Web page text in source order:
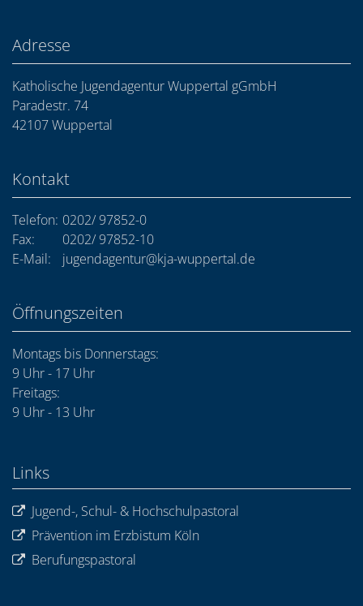
Adresse
Katholische Jugendagentur Wuppertal gGmbH
Paradestr. 74
42107 Wuppertal
Kontakt
Telefon: 0202/ 97852-0
Fax:
0202/ 97852-10
E-Mail:
jugendagentur@kja-wuppertal.de
Öffnungszeiten
Montags bis Donnerstags:
9 Uhr - 17 Uhr
Freitags:
9 Uhr - 13 Uhr
Links
Jugend-, Schul- & Hochschulpastoral
Prävention im Erzbistum Köln
Berufungspastoral